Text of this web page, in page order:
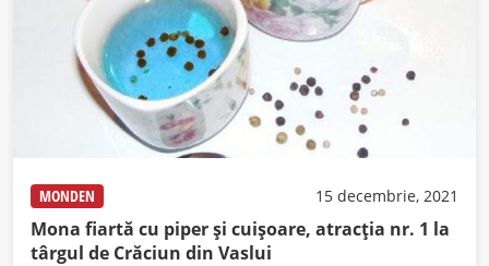
MONDEN 15 decembrie, 2021
Mona fiartă cu piper şi cuişoare, atracţia nr. 1 la
târgul de Crăciun din Vaslui